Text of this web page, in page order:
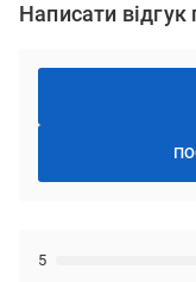
Написати відгук
5